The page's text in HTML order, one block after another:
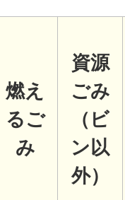
燃え
るご
み
資源
ごみ
（ビ
ン以
外）